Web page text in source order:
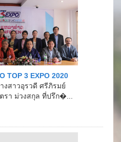
TOP 3 EXPO 2020
งสาวอุรวดี ศรีภิรมย์
า ม่วงสกุล ที่ปรึก�...